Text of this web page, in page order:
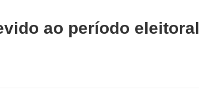
ao período eleitoral